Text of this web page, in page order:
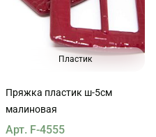
Пластик
Пряжка пластик ш-5см
малиновая
Арт. F-4555